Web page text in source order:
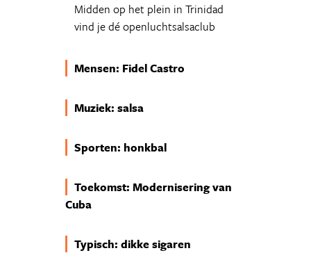
Midden op het plein in Trinidad
vind je dé openluchtsalsaclub
Mensen: Fidel Castro
Muziek: salsa
Sporten: honkbal
Toekomst: Modernisering van
Cuba
Typisch: dikke sigaren